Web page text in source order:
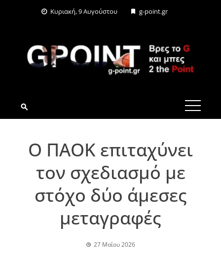
Κυριακή, 9 Αυγούστου g-point.gr
G-POINT.GR
Ο ΠΑΟΚ επιταχύνει
τον σχεδιασμό με
στόχο δύο άμεσες
μεταγραφές
27 Μαΐου 2026